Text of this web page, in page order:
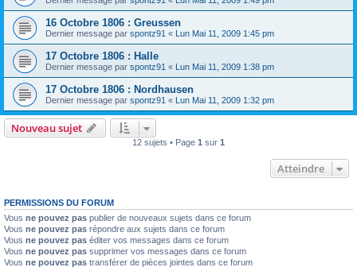
16 Octobre 1806 : Greussen
Dernier message par spontz91 « Lun Mai 11, 2009 1:45 pm
17 Octobre 1806 : Halle
Dernier message par spontz91 « Lun Mai 11, 2009 1:38 pm
17 Octobre 1806 : Nordhausen
Dernier message par spontz91 « Lun Mai 11, 2009 1:32 pm
Nouveau sujet
12 sujets • Page 1 sur 1
Atteindre
PERMISSIONS DU FORUM
Vous ne pouvez pas publier de nouveaux sujets dans ce forum
Vous ne pouvez pas répondre aux sujets dans ce forum
Vous ne pouvez pas éditer vos messages dans ce forum
Vous ne pouvez pas supprimer vos messages dans ce forum
Vous ne pouvez pas transférer de pièces jointes dans ce forum